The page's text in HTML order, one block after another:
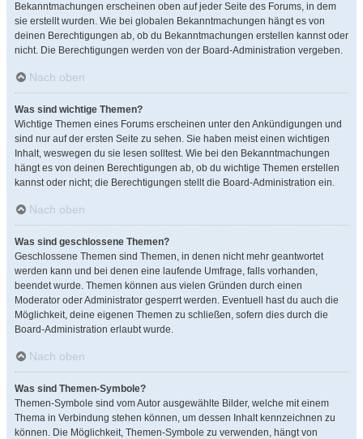
Bekanntmachungen erscheinen oben auf jeder Seite des Forums, in dem
sie erstellt wurden. Wie bei globalen Bekanntmachungen hängt es von
deinen Berechtigungen ab, ob du Bekanntmachungen erstellen kannst oder
nicht. Die Berechtigungen werden von der Board-Administration vergeben.
Nach oben
Was sind wichtige Themen?
Wichtige Themen eines Forums erscheinen unter den Ankündigungen und
sind nur auf der ersten Seite zu sehen. Sie haben meist einen wichtigen
Inhalt, weswegen du sie lesen solltest. Wie bei den Bekanntmachungen
hängt es von deinen Berechtigungen ab, ob du wichtige Themen erstellen
kannst oder nicht; die Berechtigungen stellt die Board-Administration ein.
Nach oben
Was sind geschlossene Themen?
Geschlossene Themen sind Themen, in denen nicht mehr geantwortet
werden kann und bei denen eine laufende Umfrage, falls vorhanden,
beendet wurde. Themen können aus vielen Gründen durch einen
Moderator oder Administrator gesperrt werden. Eventuell hast du auch die
Möglichkeit, deine eigenen Themen zu schließen, sofern dies durch die
Board-Administration erlaubt wurde.
Nach oben
Was sind Themen-Symbole?
Themen-Symbole sind vom Autor ausgewählte Bilder, welche mit einem
Thema in Verbindung stehen können, um dessen Inhalt kennzeichnen zu
können. Die Möglichkeit, Themen-Symbole zu verwenden, hängt von